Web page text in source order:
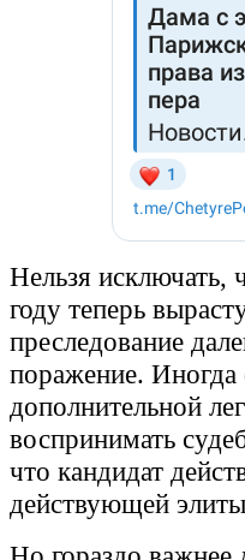
Нельзя
году теперь
преследование
поражение. Иногда
дополнительной
воспринимать
что кандидат
действующей